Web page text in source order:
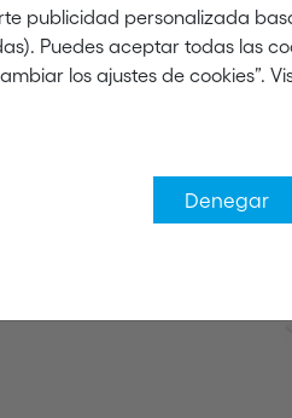
publicidad personalizada
Puedes aceptar todas las
los ajustes de cookies”.
Denegar